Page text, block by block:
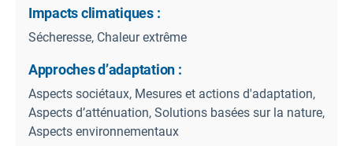
Impacts climatiques :
Sécheresse, Chaleur extrême
Approches d’adaptation :
Aspects sociétaux, Mesures et actions d'adaptation,
Aspects d’atténuation, Solutions basées sur la nature,
Aspects environnementaux